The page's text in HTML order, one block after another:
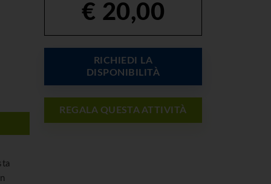
€ 20,00
RICHIEDI LA
DISPONIBILITÀ
REGALA QUESTA ATTIVITÀ